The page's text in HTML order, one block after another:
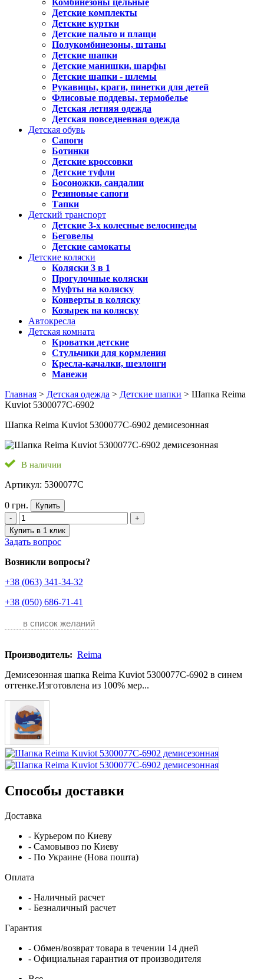
Комбинезоны цельные
Детские комплекты
Детские куртки
Детские пальто и плащи
Полукомбинезоны, штаны
Детские шапки
Детские манишки, шарфы
Детские шапки - шлемы
Рукавицы, краги, пинетки для детей
Флисовые поддевы, термобелье
Детская летняя одежда
Детская повседневная одежда
Детская обувь
Сапоги
Ботинки
Детские кроссовки
Детские туфли
Босоножки, сандалии
Резиновые сапоги
Тапки
Детский транспорт
Детские 3-х колесные велосипеды
Беговелы
Детские самокаты
Детские коляски
Коляски 3 в 1
Прогулочные коляски
Муфты на коляску
Конверты в коляску
Козырек на коляску
Автокресла
Детская комната
Кроватки детские
Стульчики для кормления
Кресла-качалки, шезлонги
Манежи
Главная > Детская одежда > Детские шапки > Шапка Reima
Kuviot 5300077C-6902
Шапка Reima Kuviot 5300077C-6902 демисезонная
В наличии
Артикул: 5300077C
0 грн.
Купить
-
+
Купить в 1 клик
Задать вопрос
Возникли вопросы?
+38 (063) 341-34-32
+38 (050) 686-71-41
в список желаний
Производитель: Reima
Демисезонная шапка Reima Kuviot 5300077C-6902 в синем
оттенке.Изготовлена из 100% мер...
Способы доставки
Доставка
- Курьером по Киеву
- Самовывоз по Киеву
- По Украине (Нова пошта)
Оплата
- Наличный расчет
- Безналичный расчет
Гарантия
- Обмен/возврат товара в течении 14 дней
- Официальная гарантия от производителя